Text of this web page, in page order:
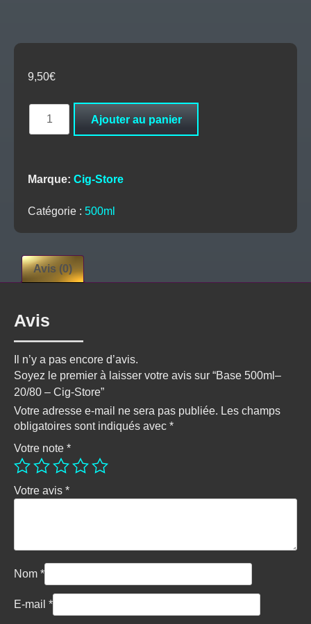
9,50€
–
Store
Ajouter au panier
Marque: Cig-Store
Catégorie : 500ml
Avis (0)
Avis
Il n’y a pas encore d’avis.
Soyez le premier à laisser votre avis sur “Base 500ml–
20/80 – Cig-Store”
Votre adresse e-mail ne sera pas publiée. Les champs
obligatoires sont indiqués avec *
Votre note *
Votre avis *
Nom *
E-mail *